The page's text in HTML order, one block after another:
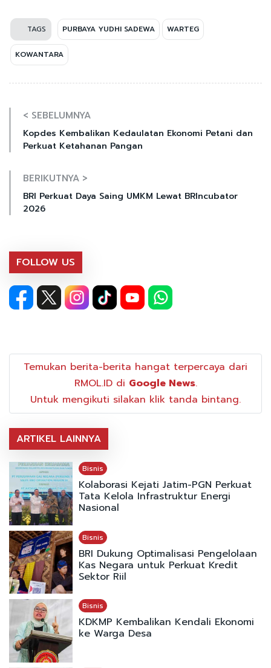
TAGS PURBAYA YUDHI SADEWA WARTEG
KOWANTARA
< SEBELUMNYA
Kopdes Kembalikan Kedaulatan Ekonomi Petani dan
Perkuat Ketahanan Pangan
BERIKUTNYA >
BRI Perkuat Daya Saing UMKM Lewat BRIncubator
2026
FOLLOW US
Temukan berita-berita hangat terpercaya dari
RMOL.ID di Google News.
Untuk mengikuti silakan klik tanda bintang.
ARTIKEL LAINNYA
Bisnis
Kolaborasi Kejati Jatim-PGN Perkuat
Tata Kelola Infrastruktur Energi
Nasional
Bisnis
BRI Dukung Optimalisasi Pengelolaan
Kas Negara untuk Perkuat Kredit
Sektor Riil
Bisnis
KDKMP Kembalikan Kendali Ekonomi
ke Warga Desa